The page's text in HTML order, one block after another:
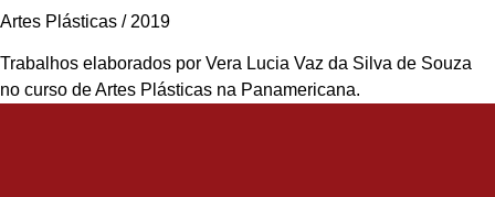
Artes Plásticas / 2019
Trabalhos elaborados por Vera Lucia Vaz da Silva de Souza
no curso de Artes Plásticas na Panamericana.